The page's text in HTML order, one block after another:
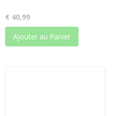
€ 40,99
Ajouter au Panier